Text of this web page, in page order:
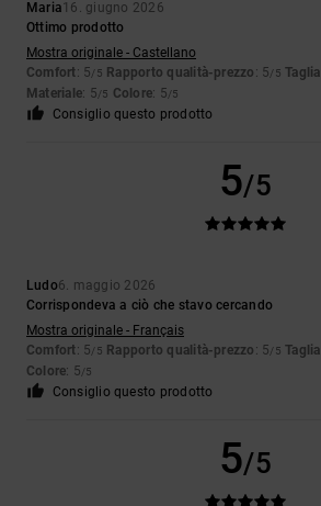
Maria16. giugno 2026
Ottimo prodotto
Mostra originale - Castellano
Comfort: 5/5 Rapporto qualità-prezzo : 5/5 Taglia
Materiale: 5/5 Colore: 5/5
Consiglio questo prodotto
5/5
Ludo6. maggio 2026
Corrispondeva a ciò che stavo cercando
Mostra originale - Français
Comfort: 5/5 Rapporto qualità-prezzo : 5/5 Taglia
Colore: 5/5
Consiglio questo prodotto
5/5